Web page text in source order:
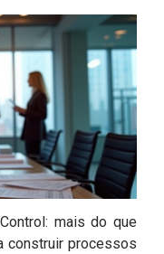
mais do que
construir processos